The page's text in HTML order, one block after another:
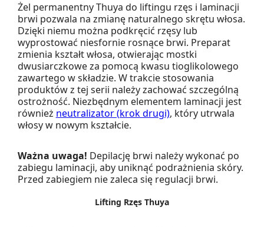
Żel permanentny Thuya do liftingu rzęs i laminacji
brwi pozwala na zmianę naturalnego skrętu włosa.
Dzięki niemu można podkręcić rzęsy lub
wyprostować niesfornie rosnące brwi. Preparat
zmienia kształt włosa, otwierając mostki
dwusiarczkowe za pomocą kwasu tioglikolowego
zawartego w składzie. W trakcie stosowania
produktów z tej serii należy zachować szczególną
ostrożność. Niezbędnym elementem laminacji jest
również neutralizator (krok drugi), który utrwala
włosy w nowym kształcie.
Ważna uwaga! Depilację brwi należy wykonać po
zabiegu laminacji, aby uniknąć podrażnienia skóry.
Przed zabiegiem nie zaleca się regulacji brwi.
Lifting Rzęs Thuya